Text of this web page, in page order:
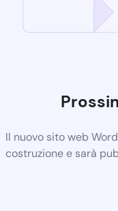
Il nuovo sito web
costruzione e sarà